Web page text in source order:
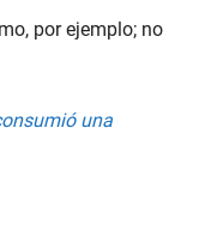
por ejemplo; no
una